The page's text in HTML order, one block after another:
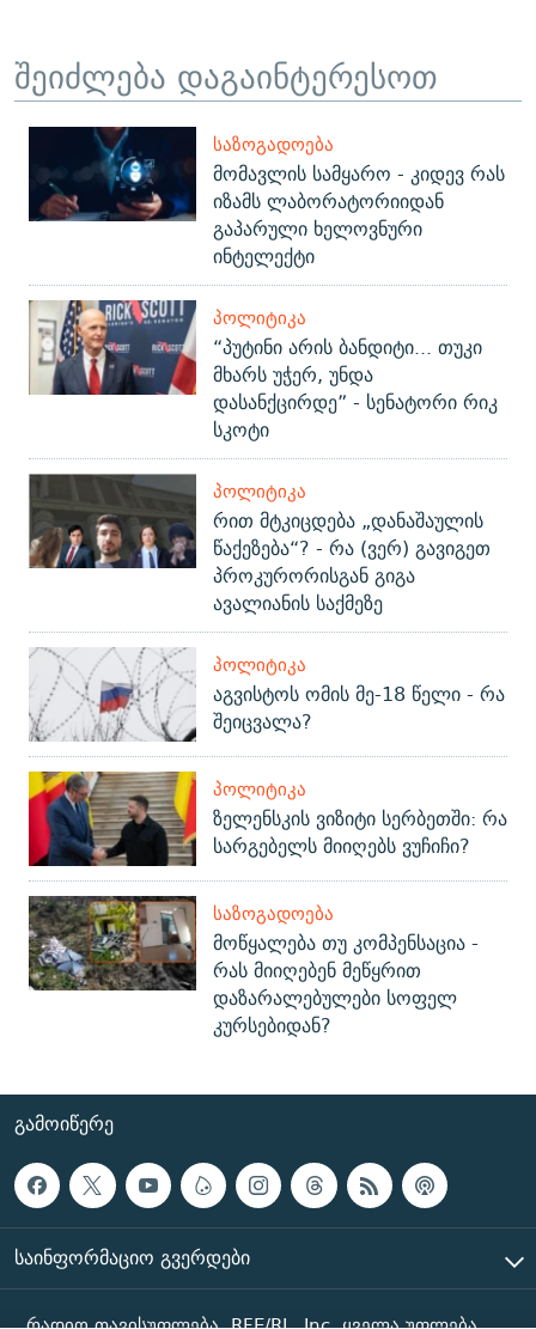
შეიძლება დაგაინტერესოთ
ᲡᲐᲖᲝᲒᲐᲓᲝᲔᲑᲐ
მომავლის სამყარო - კიდევ რას
იზამს ლაბორატორიიდან
გაპარული ხელოვნური
ინტელექტი
ᲞᲝᲚᲘᲢᲘᲙᲐ
“პუტინი არის ბანდიტი... თუკი
მხარს უჭერ, უნდა
დასანქცირდე” - სენატორი რიკ
სკოტი
ᲞᲝᲚᲘᲢᲘᲙᲐ
რით მტკიცდება „დანაშაულის
წაქეზება“? - რა (ვერ) გავიგეთ
პროკურორისგან გიგა
ავალიანის საქმეზე
ᲞᲝᲚᲘᲢᲘᲙᲐ
აგვისტოს ომის მე-18 წელი - რა
შეიცვალა?
ᲞᲝᲚᲘᲢᲘᲙᲐ
ზელენსკის ვიზიტი სერბეთში: რა
სარგებელს მიიღებს ვუჩიჩი?
ᲡᲐᲖᲝᲒᲐᲓᲝᲔᲑᲐ
მოწყალება თუ კომპენსაცია -
რას მიიღებენ მეწყრით
დაზარალებულები სოფელ
კურსებიდან?
ᲒᲐᲛᲝᲘᲬᲔᲠᲔ
ᲡᲐᲘᲜᲤᲝᲠᲛᲐᲪᲘᲝ ᲒᲕᲔᲠᲓᲔᲑᲘ